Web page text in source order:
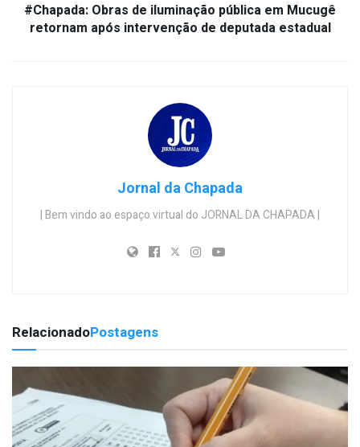
#Chapada: Obras de iluminação pública em Mucugê
retornam após intervenção de deputada estadual
Jornal da Chapada
| Bem vindo ao espaço virtual do JORNAL DA CHAPADA |
RelacionadoPostagens